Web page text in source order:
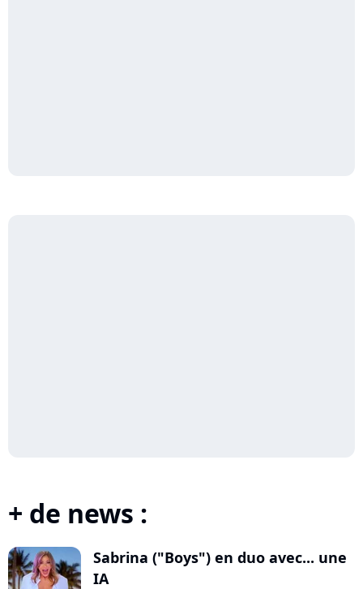
+ de news :
Sabrina ("Boys") en duo avec... une
IA